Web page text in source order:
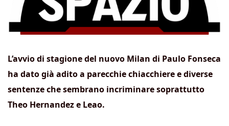
L’avvio di stagione del nuovo Milan di Paulo Fonseca
ha dato già adito a parecchie chiacchiere e diverse
sentenze che sembrano incriminare soprattutto
Theo Hernandez e Leao.